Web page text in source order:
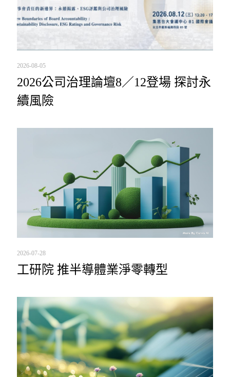
2026-08-05
2026公司治理論壇8／12登場 探討永
續風險
2026-07-28
工研院 推半導體業淨零轉型